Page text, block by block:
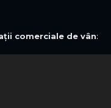
comerciale de
tip hală